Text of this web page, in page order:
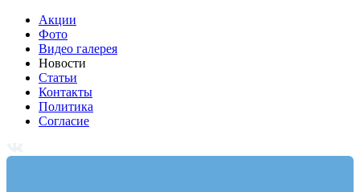
Акции
Фото
Видео галерея
Новости
Статьи
Контакты
Политика
Согласие